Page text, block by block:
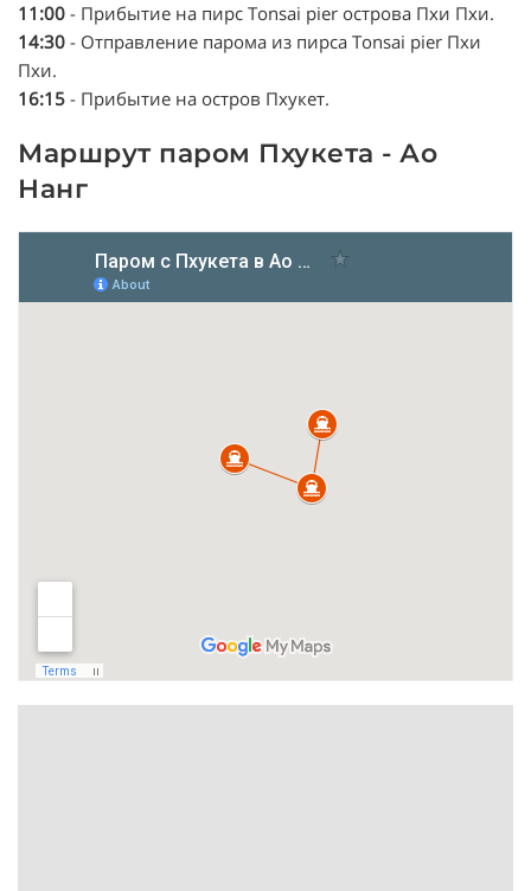
11:00 - Прибытие на пирс Tonsai pier острова Пхи Пхи.
14:30 - Отправление парома из пирса Tonsai pier Пхи
Пхи.
16:15 - Прибытие на остров Пхукет.
Маршрут паром Пхукета - Ао
Нанг
Трансфер Пхукет - Ао Нанг